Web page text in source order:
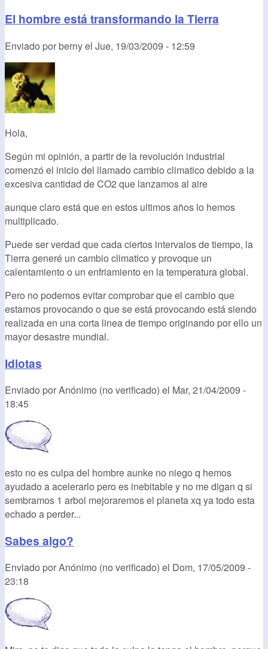
El hombre está transformando la Tierra
Enviado porbernyel Jue, 19/03/2009 - 12:59
Hola,
Según mi opinión, a partir de la revolución industrial
comenzó el inicio del llamado cambio climatico debido a la
excesiva cantidad de CO2 que lanzamos al aire
aunque claro está que en estos ultimos años lo hemos
multiplicado.
Puede ser verdad que cada ciertos intervalos de tiempo, la
Tierra generé un cambio climatico y provoque un
calentamiento o un enfriamiento en la temperatura global.
Pero no podemos evitar comprobar que el cambio que
estamos provocando o que se está provocando está siendo
realizada en una corta linea de tiempo originando por ello un
mayor desastre mundial.
Idiotas
Enviado porAnónimo (no verificado) el Mar, 21/04/2009 -
18:45
esto no es culpa del hombre aunke no niego q hemos
ayudado a acelerarlo pero es inebitable y no me digan q si
sembramos 1 arbol mejoraremos el planeta xq ya todo esta
echado a perder...
Sabes algo?
Enviado porAnónimo (no verificado) el Dom, 17/05/2009 -
23:18